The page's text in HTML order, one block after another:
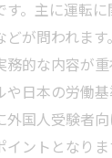
す。主に運転
どが問われま
務的な内容が
や日本の労働
外国人受験者
イントとなり